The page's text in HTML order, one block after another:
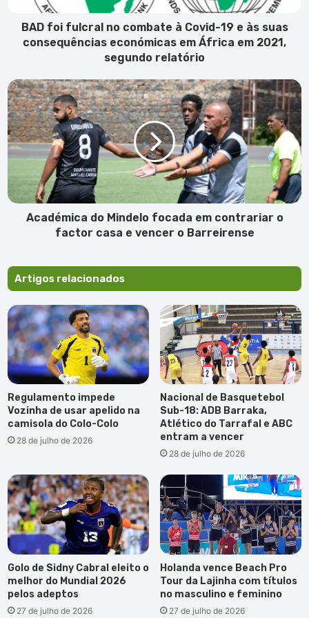
suas
em
África
em
2021,
segundo
relatório
BAD foi fulcral no combate à Covid-19 e às suas
consequências económicas em África em 2021,
segundo relatório
Académica
do
Mindelo
focada
em
contrariar
o
factor
casa
Académica do Mindelo focada em contrariar o
factor casa e vencer o Barreirense
Artigos relacionados
Regulamento impede
Vozinha de usar apelido na
camisola do Colo-Colo
28 de julho de 2026
Nacional de Basquetebol
Sub-18: ADB Barraka,
Atlético do Tarrafal e ABC
entram a vencer
28 de julho de 2026
Golo de Sidny Cabral eleito o
melhor do Mundial 2026
pelos adeptos
27 de julho de 2026
Holanda vence Beach Pro
Tour da Lajinha com títulos
no masculino e feminino
27 de julho de 2026